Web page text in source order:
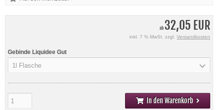
ab 32,05 EUR
inkl. 7 % MwSt. zzgl. Versandkosten
Gebinde Liquidee Gut
1l Flasche
In den Warenkorb